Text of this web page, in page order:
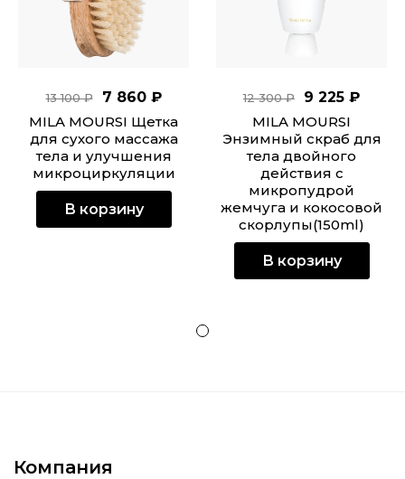
13 100 ₽
7 860 ₽
MILA MOURSI Щетка
для сухого массажа
тела и улучшения
микроциркуляции
В корзину
12 300 ₽
9 225 ₽
MILA MOURSI
Энзимный скраб для
тела двойного
действия с
микропудрой
жемчуга и кокосовой
скорлупы(150ml)
В корзину
Компания